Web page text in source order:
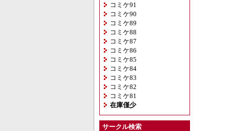
コミケ91
コミケ90
コミケ89
コミケ88
コミケ87
コミケ86
コミケ85
コミケ84
コミケ83
コミケ82
コミケ81
在庫僅少
サークル検索